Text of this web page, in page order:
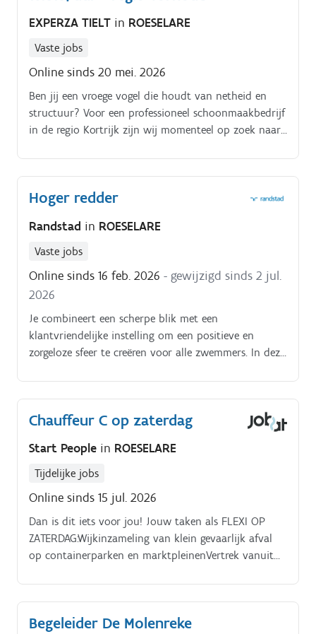
EXPERZA TIELT in ROESELARE
Vaste jobs
Online sinds 20 mei. 2026
Ben jij een vroege vogel die houdt van netheid en
structuur? Voor een professioneel schoonmaakbedrijf
in de regio Kortrijk zijn wij momenteel op zoek naar
Hoger redder
Randstad in ROESELARE
Vaste jobs
Online sinds 16 feb. 2026 - gewijzigd sinds 2 jul.
2026
Je combineert een scherpe blik met een
klantvriendelijke instelling om een positieve en
zorgeloze sfeer te creëren voor alle zwemmers. In deze
omgeving waar jouw inzet direct bijdraagt aan het
sportplezier van de regio.
Chauffeur C op zaterdag
Start People in ROESELARE
Tijdelijke jobs
Online sinds 15 jul. 2026
Dan is dit iets voor jou! Jouw taken als FLEXI OP
ZATERDAG:Wijkinzameling van klein gevaarlijk afval
op containerparken en marktpleinenVertrek vanuit
vrachtwagenKlanten vriendelijk te woord staan en
vragen beantwoordenZelf je beschikbaarheden op
Begeleider De Molenreke